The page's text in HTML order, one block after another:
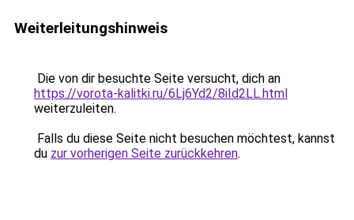
Weiterleitungshinweis
Die von dir besuchte Seite versucht, dich an
https://vorota-kalitki.ru/6Lj6Yd2/8iId2LL.html
weiterzuleiten.
Falls du diese Seite nicht besuchen möchtest, kannst
du zur vorherigen Seite zurückkehren.